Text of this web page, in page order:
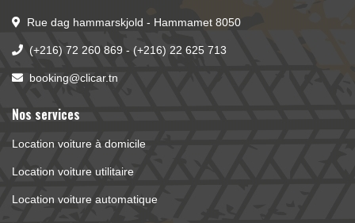
Rue dag hammarskjold - Hammamet 8050
(+216) 72 260 869 - (+216) 22 625 713
booking@clicar.tn
Nos services
Location voiture à domicile
Location voiture utilitaire
Location voiture automatique